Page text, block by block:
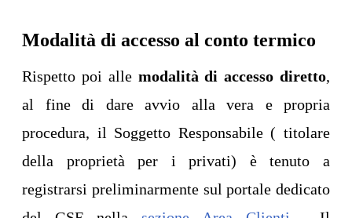
Modalità di accesso al conto termico
Rispetto poi alle modalità di accesso diretto,
al fine di dare avvio alla vera e propria
procedura, il Soggetto Responsabile ( titolare
della proprietà per i privati) è tenuto a
registrarsi preliminarmente sul portale dedicato